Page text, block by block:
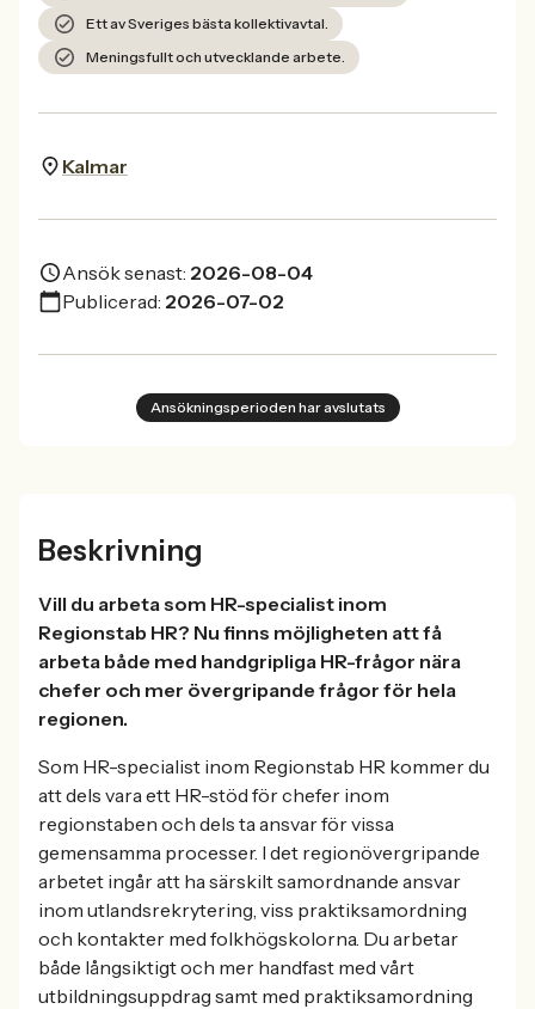
Ett av Sveriges bästa kollektivavtal.
Meningsfullt och utvecklande arbete.
Kalmar
Ansök senast: 2026-08-04
Publicerad: 2026-07-02
Ansökningsperioden har avslutats
Beskrivning
Vill du arbeta som HR-specialist inom
Regionstab HR? Nu finns möjligheten att få
arbeta både med handgripliga HR-frågor nära
chefer och mer övergripande frågor för hela
regionen.
Som HR-specialist inom Regionstab HR kommer du
att dels vara ett HR-stöd för chefer inom
regionstaben och dels ta ansvar för vissa
gemensamma processer. I det regionövergripande
arbetet ingår att ha särskilt samordnande ansvar
inom utlandsrekrytering, viss praktiksamordning
och kontakter med folkhögskolorna. Du arbetar
både långsiktigt och mer handfast med vårt
utbildningsuppdrag samt med praktiksamordning